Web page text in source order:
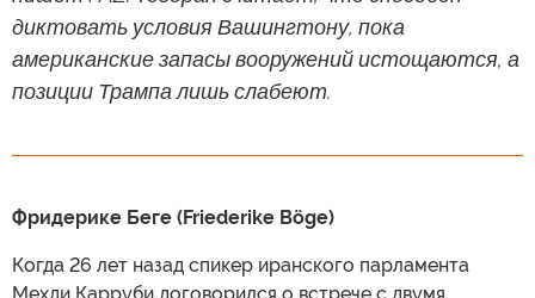
диктовать условия Вашингтону, пока
американские запасы вооружений истощаются, а
позиции Трампа лишь слабеют.
Фридерике Беге (Friederike Böge)
Когда 26 лет назад спикер иранского парламента